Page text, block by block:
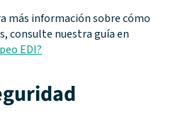
más información sobre cómo
consulte nuestra guía en
EDI?